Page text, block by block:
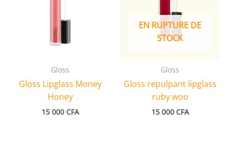
Gloss
Gloss Lipglass Money
Honey
15 000 CFA
EN RUPTURE DE
STOCK
Gloss
Gloss repulpant lipglass
ruby woo
15 000 CFA